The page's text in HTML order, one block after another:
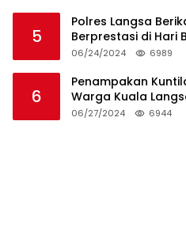
5
Polres Langsa
Berprestasi di Hari
06/24/2024 6989
6
Penampakan
Warga Kuala
06/27/2024 6944